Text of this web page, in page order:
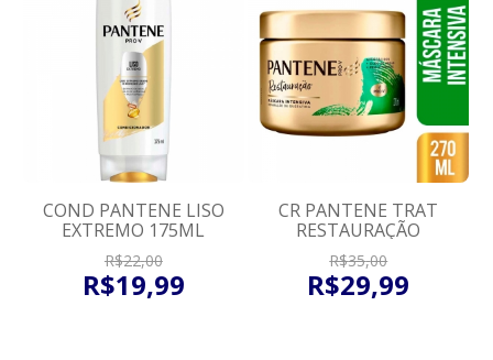
COND PANTENE LISO
EXTREMO 175ML
R$22,00
R$19,99
CR PANTENE TRAT
RESTAURAÇÃO
R$35,00
R$29,99